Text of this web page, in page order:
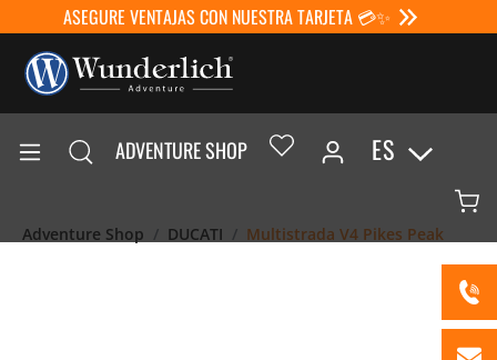
ASEGURE VENTAJAS CON NUESTRA TARJETA 💳✨
ADVENTURE SHOP ES
Adventure Shop DUCATI Multistrada V4 Pikes Peak